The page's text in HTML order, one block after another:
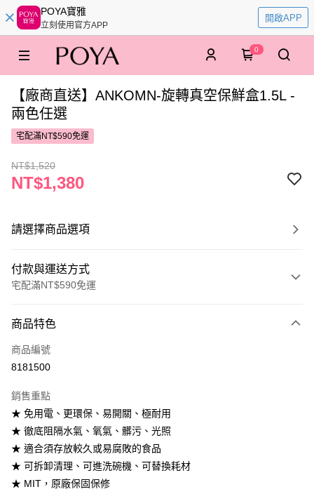
POYA寶雅
立刻使用官方APP
開啟APP
0
【廠商直送】ANKOMN-旋轉真空保鮮盒1.5L -
兩色任選
宅配滿NT$590免運
NT$1,520
NT$1,380
請選擇商品選項
付款與運送方式
宅配滿NT$590免運
POYA支付
信用卡一次付款
Apple Pay
街口支付
悠遊付
Google Pay
商品特色
商品編號
8181500
銷售重點
★ 免用電、更環保、易開關、極耐用
★ 徹底阻隔水氣、氧氣、髒污、光照
★ 適合須存放較久或易腐敗的食品
★ 可拆卸清理、可進洗碗機、可替換耗材
★ MIT，原廠保固保修